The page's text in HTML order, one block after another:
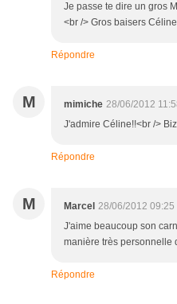
Je passe te dire un gros
<br /> Gros baisers Céline
Répondre
M mimiche 28/06/2012
J'admire Céline!!<br />
Répondre
M Marcel 28/06/2012 09:25
J'aime beaucoup son
manière très personnelle
Répondre